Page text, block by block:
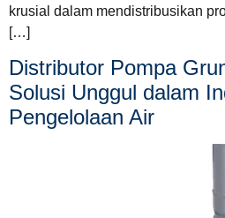
krusial dalam mendistribusikan
[…]
Distributor Pompa
Solusi Unggul dalam
Pengelolaan Air